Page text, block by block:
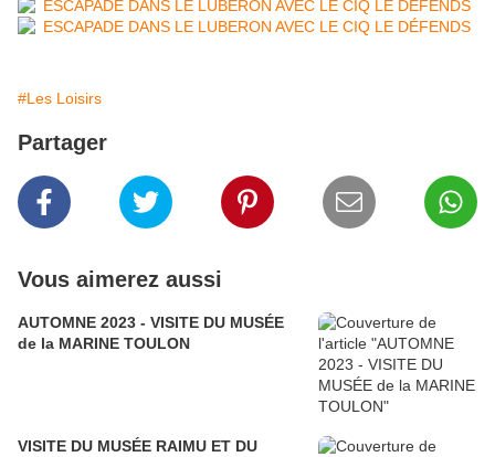
#Les Loisirs
Partager
Vous aimerez aussi
AUTOMNE 2023 - VISITE DU MUSÉE
de la MARINE TOULON
VISITE DU MUSÉE RAIMU ET DU